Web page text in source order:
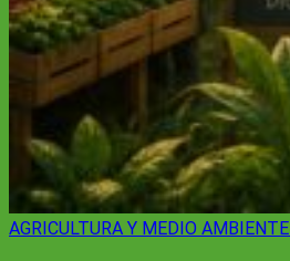
AGRICULTURA Y MEDIO AMBIENTE